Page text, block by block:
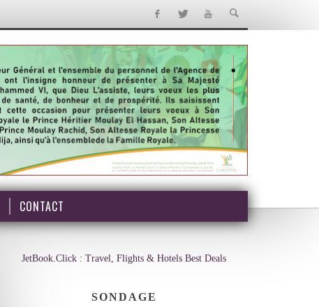
CONTACT
JetBook.Click : Travel, Flights & Hotels Best Deals
SONDAGE